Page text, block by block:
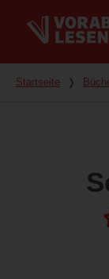
Du bist hier
Startseite ❭